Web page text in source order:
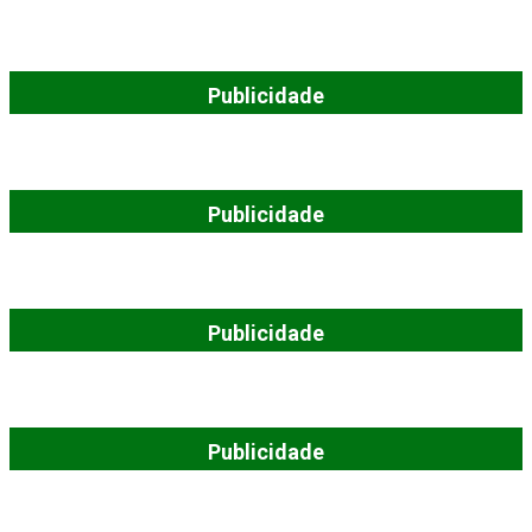
Publicidade
Publicidade
Publicidade
Publicidade